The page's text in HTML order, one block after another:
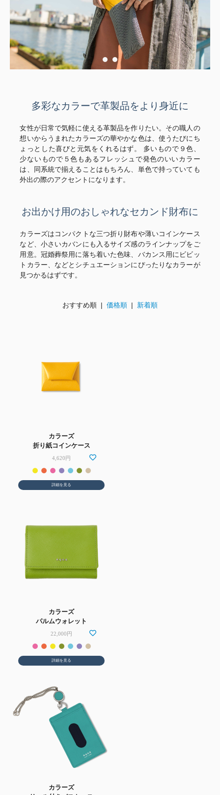
多彩なカラーで革製品をより身近に
女性が日常で気軽に使える革製品を作りたい。その職人の
想いからうまれたカラーズの華やかな色は、使うたびにち
ょっとした喜びと元気をくれるはず。 多いもので９色、
少ないもので５色もあるフレッシュで発色のいいカラー
は、同系統で揃えることはもちろん、単色で持っていても
外出の際のアクセントになります。
お出かけ用のおしゃれなセカンド財布に
カラーズはコンパクトな三つ折り財布や薄いコインケース
など、小さいカバンにも入るサイズ感のラインナップをご
用意。冠婚葬祭用に落ち着いた色味、バカンス用にビビッ
トカラー、などとシチュエーションにぴったりなカラーが
見つかるはずです。
おすすめ順 | 価格順 | 新着順
カラーズ
折り紙コインケース
4,620円
詳細を見る
カラーズ
パルムウォレット
22,000円
詳細を見る
カラーズ